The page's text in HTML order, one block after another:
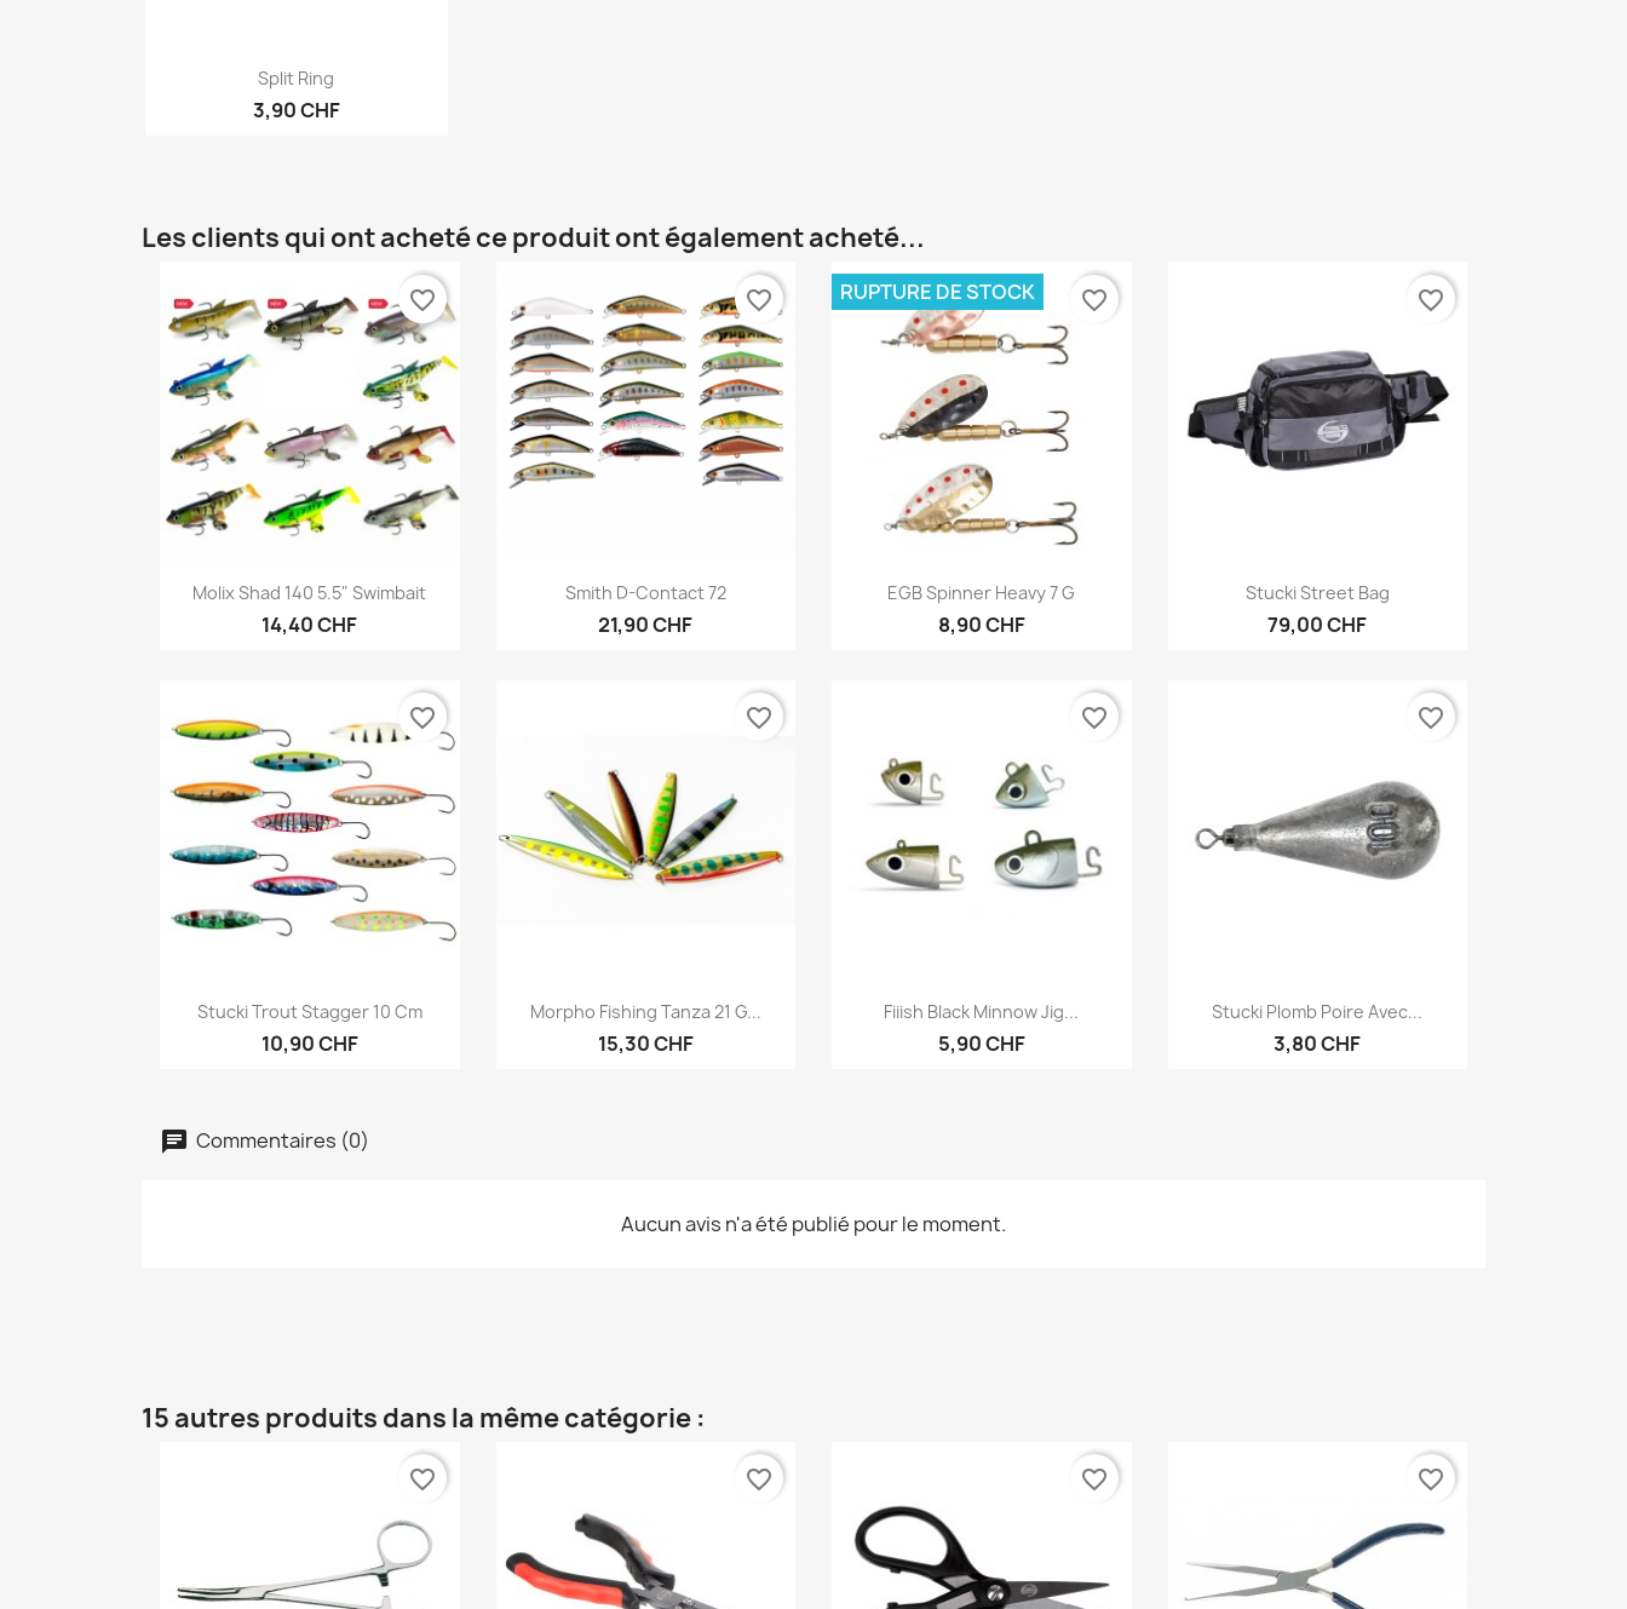
Aperçu rapide
Split Ring
3,90 CHF
Les clients qui ont acheté ce produit ont également acheté...
Aperçu rapide
Molix Shad 140 5.5" Swimbait
14,40 CHF
favorite_border
Aperçu rapide
Smith D-Contact 72
21,90 CHF
favorite_border
Aperçu rapide
EGB Spinner Heavy 7 G
8,90 CHF
RUPTURE DE STOCK favorite_border
Aperçu rapide
Stucki Street Bag
79,00 CHF
favorite_border
Aperçu rapide
Stucki Trout Stagger 10 Cm
10,90 CHF
favorite_border
Aperçu rapide
Morpho Fishing Tanza 21 G...
15,30 CHF
favorite_border
 Aperçu rapide
Fiiish Black Minnow Jig...
5,90 CHF
favorite_border
Aperçu rapide
Stucki Plomb Poire Avec...
3,80 CHF
favorite_border
Commentaires (0)
Aucun avis n'a été publié pour le moment.
15 autres produits dans la même catégorie :
favorite_border favorite_border favorite_border favorite_border